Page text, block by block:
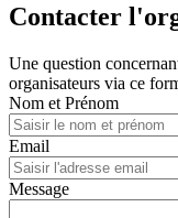
Contacter
Une question
organisateurs via ce
Nom et Prénom
Email
Message